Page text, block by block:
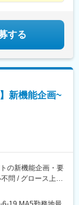
する
新機能企画~
の新機能企画・要
問 / グロース上